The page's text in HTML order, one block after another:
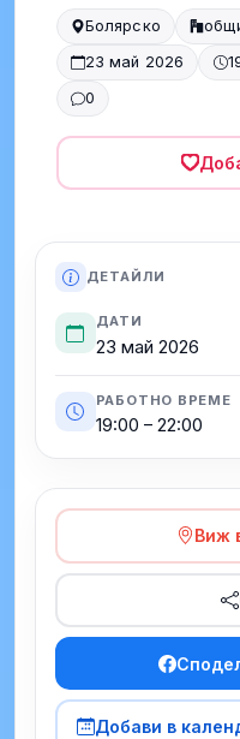
Болярско
23 май 2026
0
ДЕТАЙЛИ
ДАТИ
23 май 2026
РАБОТНО ВРЕМЕ
19:00 – 22:00
Виж
Добави в